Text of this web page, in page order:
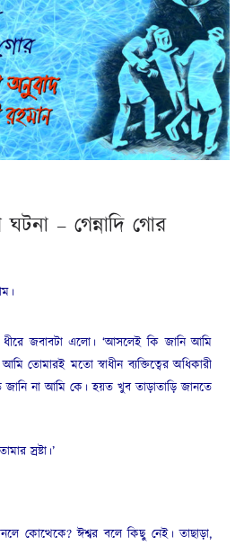
– গেন্নাদি গোর
জবাবটা এলো। ‘আসলেই কি জানি আমি
তোমারই মতো স্বাধীন ব্যক্তিত্বের অধিকারী
না আমি কে। হয়ত খুব তাড়াতাড়ি জানতে
স্রষ্টা।’
কোত্থেকে? ঈশ্বর বলে কিছু নেই। তাছাড়া,